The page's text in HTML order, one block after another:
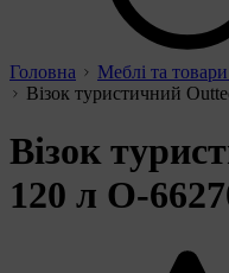
Головна
Меблі та
Візок туристичний
Візок
120 л O-